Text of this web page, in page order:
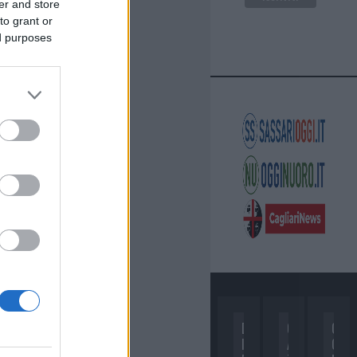
and store
grant or
purposes
D
I
C
A
C
O